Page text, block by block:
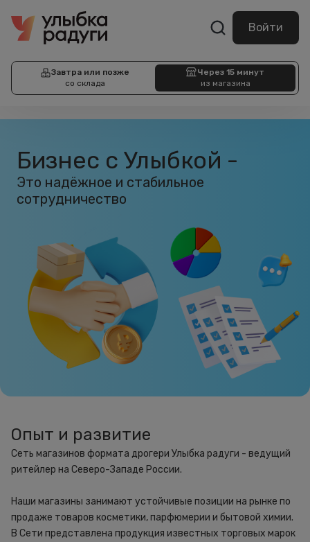
Войти
Завтра или позже
со склада
Через 15 минут
из магазина
Бизнес с Улыбкой -
Это надёжное и стабильное
сотрудничество
Опыт и развитие
Сеть магазинов формата дрогери Улыбка радуги - ведущий
ритейлер на Северо-Западе России.
Наши магазины занимают устойчивые позиции на рынке по
продаже товаров косметики, парфюмерии и бытовой химии.
В Сети представлена продукция известных торговых марок